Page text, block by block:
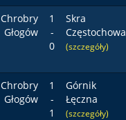
Chrobry
Głogów
1
-
0
Skra
Częstochowa
(szczegóły)
Chrobry
Głogów
1
-
1
Górnik
Łęczna
(szczegóły)